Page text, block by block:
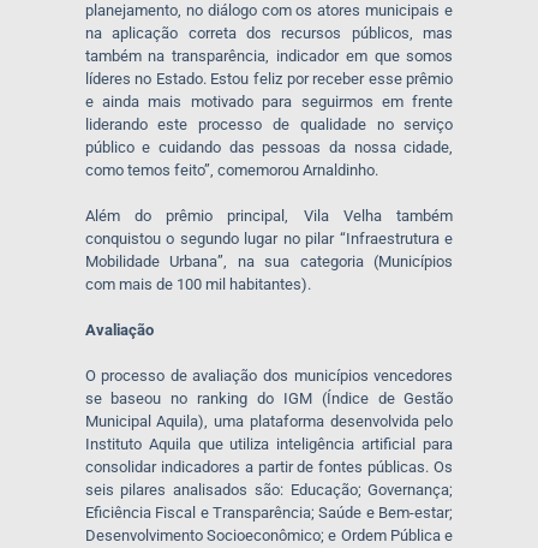
planejamento, no diálogo com os atores municipais e
na aplicação correta dos recursos públicos, mas
também na transparência, indicador em que somos
líderes no Estado. Estou feliz por receber esse prêmio
e ainda mais motivado para seguirmos em frente
liderando este processo de qualidade no serviço
público e cuidando das pessoas da nossa cidade,
como temos feito”, comemorou Arnaldinho.
Além do prêmio principal, Vila Velha também
conquistou o segundo lugar no pilar “Infraestrutura e
Mobilidade Urbana”, na sua categoria (Municípios
com mais de 100 mil habitantes).
Avaliação
O processo de avaliação dos municípios vencedores
se baseou no ranking do IGM (Índice de Gestão
Municipal Aquila), uma plataforma desenvolvida pelo
Instituto Aquila que utiliza inteligência artificial para
consolidar indicadores a partir de fontes públicas. Os
seis pilares analisados são: Educação; Governança;
Eficiência Fiscal e Transparência; Saúde e Bem-estar;
Desenvolvimento Socioeconômico; e Ordem Pública e